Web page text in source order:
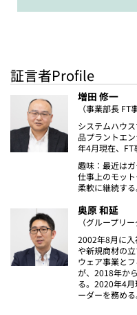
証言者Profile
増田 修一
（事業部長 FT
システムハウ
品プラントエ
年4月現在、FT
趣味：最近は
仕事上のモッ
柔軟に継続する
奥原 和延
（グループリ
2002年8月に入
や新規商材の
ウェア事業と
が、2018年か
る。2020年4月
ーダーを務める